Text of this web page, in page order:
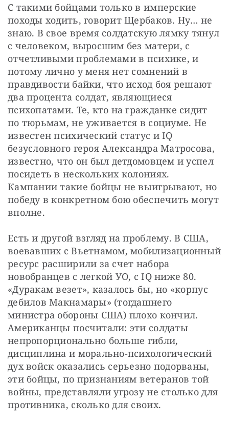
С такими бойцами только в имперские
походы ходить, говорит Щербаков. Ну… не
знаю. В свое время солдатскую лямку тянул
с человеком, выросшим без матери, с
отчетливыми проблемами в психике, и
потому лично у меня нет сомнений в
правдивости байки, что исход боя решают
два процента солдат, являющиеся
психопатами. Те, кто на гражданке сидит
по тюрьмам, не уживается в социуме. Не
известен психический статус и IQ
безусловного героя Александра Матросова,
известно, что он был детдомовцем и успел
посидеть в нескольких колониях.
Кампании такие бойцы не выигрывают, но
победу в конкретном бою обеспечить могут
вполне.
Есть и другой взгляд на проблему. В США,
воевавших с Вьетнамом, мобилизационный
ресурс расширили за счет набора
новобранцев с легкой УО, с IQ ниже 80.
«Дуракам везет», казалось бы, но «корпус
дебилов Макнамары» (тогдашнего
министра обороны США) плохо кончил.
Американцы посчитали: эти солдаты
непропорционально больше гибли,
дисциплина и морально-психологический
дух войск оказались серьезно подорваны,
эти бойцы, по признаниям ветеранов той
войны, представляли угрозу не столько для
противника, сколько для своих.